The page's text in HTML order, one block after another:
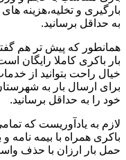
بارگیری و تخلیه،هزینه
به حداقل برسانید.
همانطور که پیش تر هم
بار باکری کاملا رایگان
خیال راحت بتوانید از
برای ارسال بار به
خود را به حداقل برسانید.
لازم به یادآوریست که
باکری همراه با بیمه نامه
حمل بار ارزان با حذف